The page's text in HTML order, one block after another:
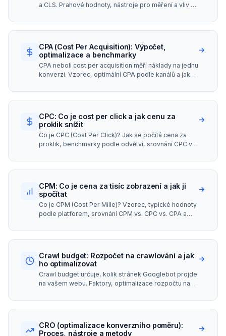
a CLS. Prahové hodnoty, nástroje pro měření a vliv na
CPA (Cost Per Acquisition): Výpočet,
optimalizace a benchmarky
CPA neboli cost per acquisition měří náklady na jednu
konverzi. Vzorec, optimální CPA podle kanálů a jak
→
CPC: Co je cost per click a jak cenu za
proklik snížit
Co je CPC (Cost Per Click)? Jak se počítá cena za
proklik, benchmarky podle odvětví, srovnání CPC vs.
→
CPM: Co je cena za tisíc zobrazení a jak ji
spočítat
Co je CPM (Cost Per Mille)? Vzorec, typické hodnoty
podle platforem, srovnání CPM vs. CPC vs. CPA a
→
Crawl budget: Rozpočet na crawlování a jak
ho optimalizovat
Crawl budget určuje, kolik stránek Googlebot projde
na vašem webu. Faktory, optimalizace rozpočtu na
→
CRO (optimalizace konverzního poměru):
Proces, nástroje a metody
→